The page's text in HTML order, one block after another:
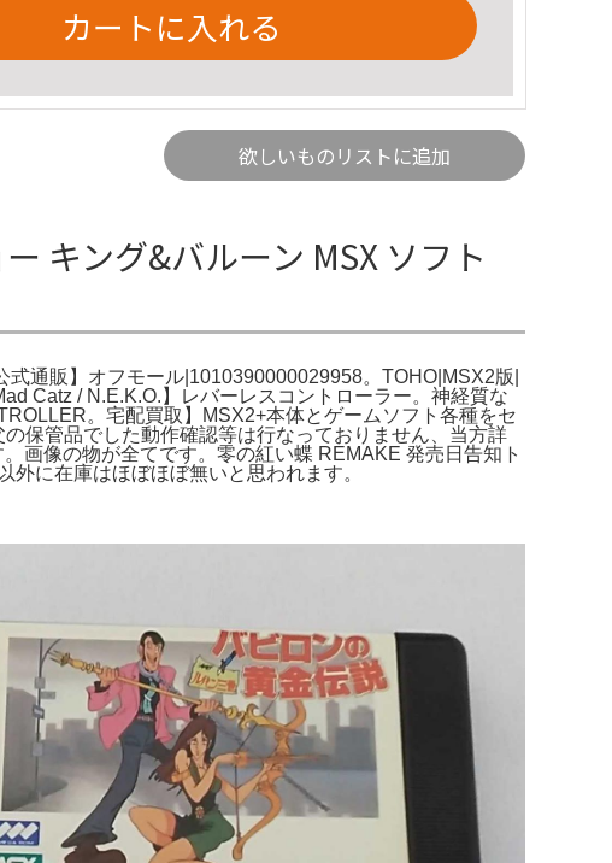
カートに入れる
欲しいものリストに追加
キング&バルーン MSX ソフト
通販】オフモール|1010390000029958。TOHO|MSX2版|
Catz / N.E.K.O.】レバーレスコントローラー。神経質な
。宅配買取】MSX2+本体とゲームソフト各種をセ
保管品でした動作確認等は行なっておりません、当方詳
画像の物が全てです。零の紅い蝶 REMAKE 発売日告知ト
に在庫はほぼほぼ無いと思われます。